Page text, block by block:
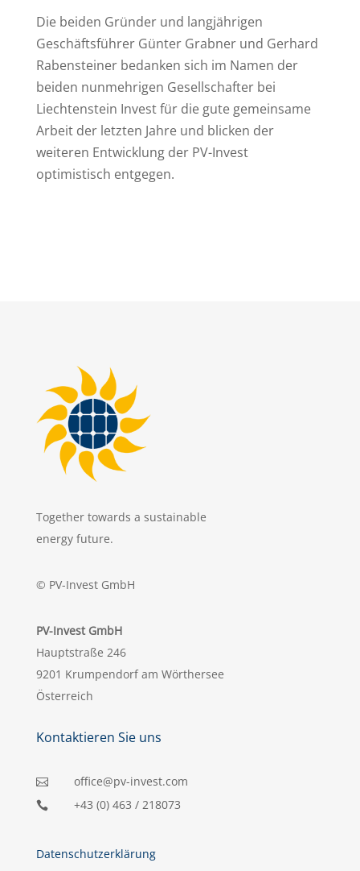
Die beiden Gründer und langjährigen
Geschäftsführer Günter Grabner und Gerhard
Rabensteiner bedanken sich im Namen der
beiden nunmehrigen Gesellschafter bei
Liechtenstein Invest für die gute gemeinsame
Arbeit der letzten Jahre und blicken der
weiteren Entwicklung der PV-Invest
optimistisch entgegen.
Together towards a sustainable
energy future.
© PV-Invest GmbH
PV-Invest GmbH
Hauptstraße 246
9201 Krumpendorf am Wörthersee
Österreich
Kontaktieren Sie uns
 office@pv-invest.com
 +43 (0) 463 / 218073
Datenschutzerklärung